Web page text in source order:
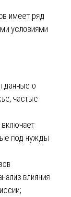
имеет ряд
условиями
данные о
частые
под нужды
влияния